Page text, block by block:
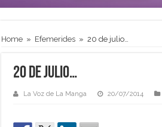
Home » Efemerides » 20 de julio…
20 de julio…
La Voz de La Manga 20/07/2014